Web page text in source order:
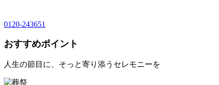
0120-243651
おすすめポイント
人生の節目に、そっと寄り添うセレモニーを